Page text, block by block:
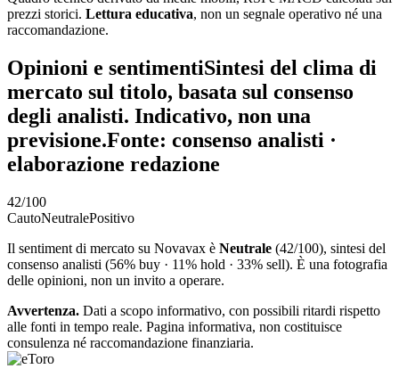
prezzi storici. Lettura educativa, non un segnale operativo né una
raccomandazione.
Opinioni e sentimentiSintesi del clima di
mercato sul titolo, basata sul consenso
degli analisti. Indicativo, non una
previsione.Fonte: consenso analisti ·
elaborazione redazione
42/100
CautoNeutralePositivo
Il sentiment di mercato su Novavax è Neutrale (42/100), sintesi del
consenso analisti (56% buy · 11% hold · 33% sell). È una fotografia
delle opinioni, non un invito a operare.
Avvertenza. Dati a scopo informativo, con possibili ritardi rispetto
alle fonti in tempo reale. Pagina informativa, non costituisce
consulenza né raccomandazione finanziaria.